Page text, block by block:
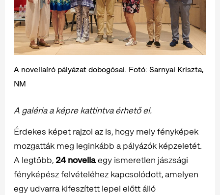
A novellaíró pályázat dobogósai. Fotó: Sarnyai Kriszta,
NM
A galéria a képre kattintva érhető el.
Érdekes képet rajzol az is, hogy mely fényképek
mozgatták meg leginkább a pályázók képzeletét.
A legtöbb, 24 novellaegy ismeretlen jászsági
fényképész felvételéhez kapcsolódott, amelyen
egy udvarra kifeszített lepel előtt álló